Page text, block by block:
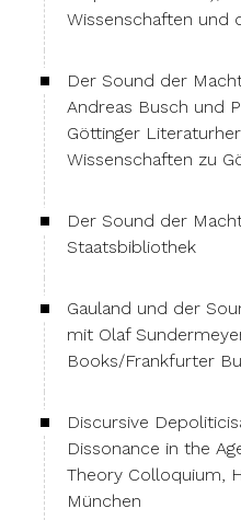
Wissenschaften und
Der Sound der
Andreas Busch und
Göttinger
Wissenschaften zu
Der Sound der
Staatsbibliothek
Gauland und der
mit Olaf
Books/Frankfurter
Discursive
Dissonance in the
Theory Colloquium,
München